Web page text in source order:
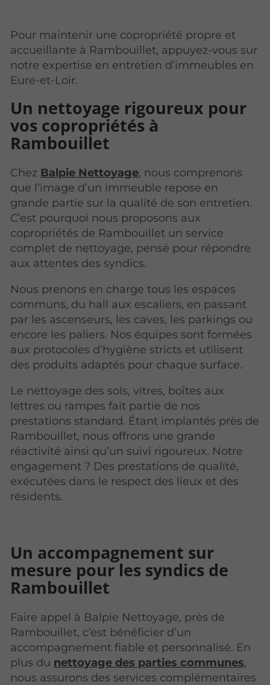
Pour maintenir une copropriété propre et
accueillante à Rambouillet, appuyez-vous sur
notre expertise en entretien d’immeubles en
Eure-et-Loir.
Un nettoyage rigoureux pour
vos copropriétés à
Rambouillet
Chez Balpie Nettoyage, nous comprenons
que l’image d’un immeuble repose en
grande partie sur la qualité de son entretien.
C’est pourquoi nous proposons aux
copropriétés de Rambouillet un service
complet de nettoyage, pensé pour répondre
aux attentes des syndics.
Nous prenons en charge tous les espaces
communs, du hall aux escaliers, en passant
par les ascenseurs, les caves, les parkings ou
encore les paliers. Nos équipes sont formées
aux protocoles d’hygiène stricts et utilisent
des produits adaptés pour chaque surface.
Le nettoyage des sols, vitres, boîtes aux
lettres ou rampes fait partie de nos
prestations standard. Étant implantés près de
Rambouillet, nous offrons une grande
réactivité ainsi qu’un suivi rigoureux. Notre
engagement ? Des prestations de qualité,
exécutées dans le respect des lieux et des
résidents.
Un accompagnement sur
mesure pour les syndics de
Rambouillet
Faire appel à Balpie Nettoyage, près de
Rambouillet, c’est bénéficier d’un
accompagnement fiable et personnalisé. En
plus du nettoyage des parties communes,
nous assurons des services complémentaires